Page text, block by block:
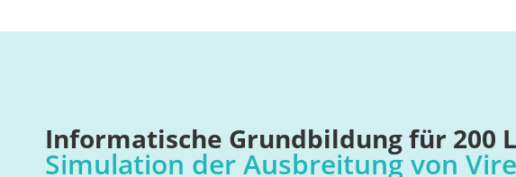
Informatische Grundbildung für 200
Simulation der Ausbreitung von